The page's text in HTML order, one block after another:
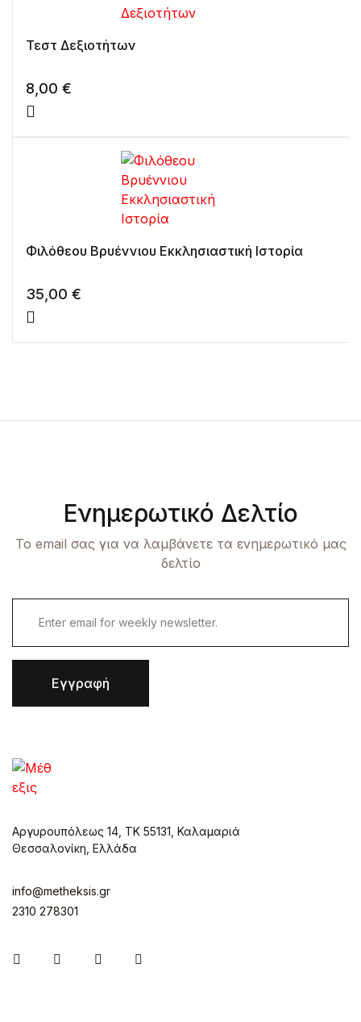
Τεστ Δεξιοτήτων
8,00 €
Φιλόθεου Βρυέννιου Εκκλησιαστική Ιστορία
35,00 €
Ενημερωτικό Δελτίο
Το email σας για να λαμβάνετε τα ενημερωτικό μας
δελτίο
Εγγραφή
Αργυρουπόλεως 14, ΤΚ 55131, Καλαμαριά
Θεσσαλονίκη, Ελλάδα
info@metheksis.gr
2310 278301
InstagramFacebookTwitter